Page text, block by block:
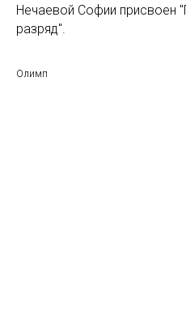
Нечаевой Софии присвоен
разряд".
Олимп